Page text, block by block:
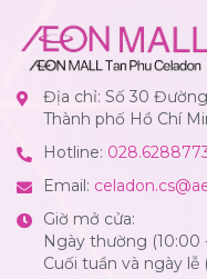
Địa chỉ: Số 30
Thành phố Hồ Chí
Hotline:
Email:
Giờ mở cửa:
Ngày thường (10:00
Cuối tuần và ngày lễ